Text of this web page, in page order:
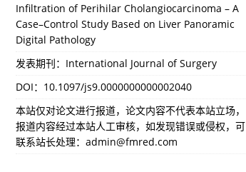
Infiltration of Perihilar Cholangiocarcinoma – A
Case–Control Study Based on Liver Panoramic
Digital Pathology
发表期刊：International Journal of Surgery
DOI： 10.1097/js9.0000000000002040
本站仅对论文进行报道，论文内容不代表本站立场，
报道内容经过本站人工审核，如发现错误或侵权，可
联系站长处理：admin@fmred.com